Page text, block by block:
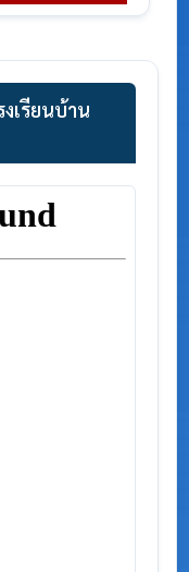
เรียนบ้าน